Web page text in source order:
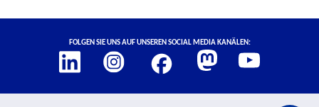
Folgen Sie uns auf unseren Social Media Kanälen: